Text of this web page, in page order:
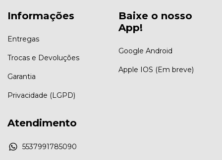
Informações
Entregas
Trocas e Devoluções
Garantia
Privacidade (LGPD)
Baixe o nosso
App!
Google Android
Apple IOS (Em breve)
Atendimento
5537991785090